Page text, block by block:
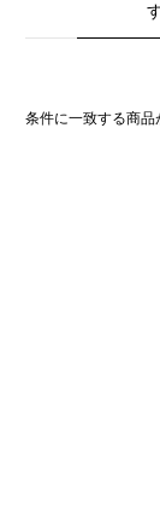
条件に一致する商品